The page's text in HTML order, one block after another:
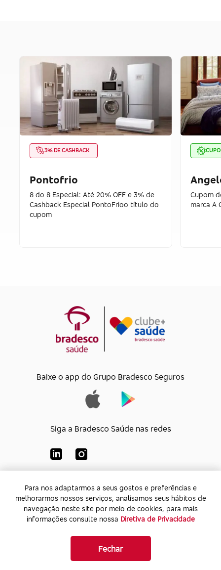
3% DE CASHBACK
Pontofrio
8 do 8 Especial: Até 20% OFF e 3% de
Cashback Especial PontoFrioo título do
cupom
Cupom
marca A
Para nos adaptarmos a seus gostos e preferências e
melhorarmos nossos serviços, analisamos seus hábitos de
navegação neste site por meio de cookies, para mais
informações consulte nossa Diretiva de Privacidade
Fechar
Baixe o app do Grupo Bradesco Seguros
Siga a Bradesco Saúde nas redes
Bradesco Saúde S/A
CNPJ:92.693.118/0001-60
Endereço:
Av. Rio de Janeiro, 555 - Caju - Rio de
Janeiro - Rio de Janeiro - CEP: 20.931-675
Para nos adaptarmos a seus gostos e preferências e
melhorarmos nossos serviços, analisamos seus hábitos de
navegação neste site por meio de cookies, para mais
informações consulte nossa Diretiva de Privacidade
Fechar